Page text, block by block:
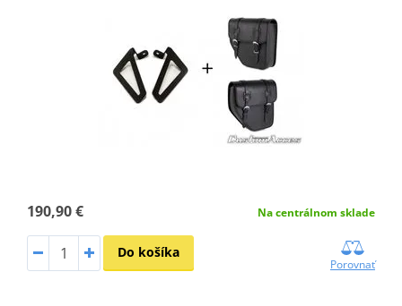
190,90 € Na centrálnom sklade
Do košíka
Porovnať